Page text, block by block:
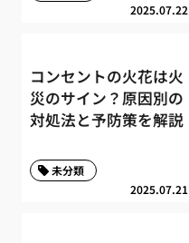
2025.07.22
コンセントの火花は火
災のサイン？原因別の
対処法と予防策を解説
2025.07.21
未分類